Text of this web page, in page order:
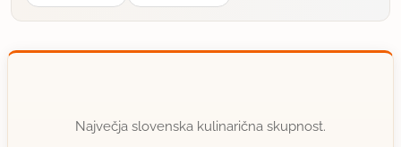
Največja slovenska kulinarična skupnost.